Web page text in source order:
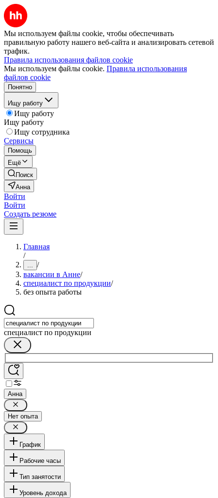
Мы используем файлы cookie, чтобы обеспечивать
правильную работу нашего веб-сайта и анализировать сетевой
трафик.
Правила использования файлов cookie
Мы используем файлы cookie. Правила использования
файлов cookie
Понятно
Ищу работу
Ищу работу
Ищу работу
Ищу сотрудника
Сервисы
Помощь
Ещё
Поиск
Анна
Войти
Войти
Создать резюме
Главная
/
... /
вакансии в Анне/
специалист по продукции/
без опыта работы
специалист по продукции
Анна
Нет опыта
График
Рабочие часы
Тип занятости
Уровень дохода